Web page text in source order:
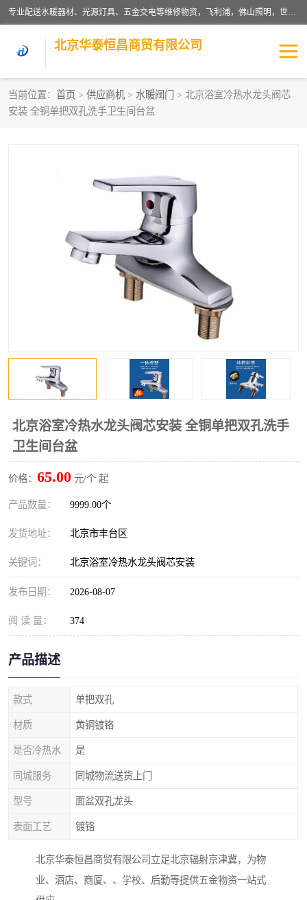
专业配送水暖器材、光源灯具、五金交电等维修物资，飞利浦，佛山照明，世达，博世，九牧，特陶等各产品涉及国内外知名品牌。公司专注与物业、学校、酒店、工厂等单位合作，提供一站式配送服务，降低客户综合成本。依托电子商务改变传统模式，以专业的团队为客户提供24H物资配送到达，货到月结、统一开票，便捷退换等服务，提高了企业的运营效率。
北京华泰恒昌商贸有限公司
当前位置： 首页 > 供应商机 > 水暖阀门
> 北京浴室冷热水龙头阀芯
安装 全铜单把双孔洗手卫生间台盆
北京浴室冷热水龙头阀芯安装 全铜单把双孔洗手
卫生间台盆
价格： 65.00 元/个 起
产品数量： 9999.00个
发货地址： 北京市丰台区
关键词： 北京浴室冷热水龙头阀芯安装
发布日期： 2026-08-07
阅 读 量： 374
产品描述
款式 单把双孔
材质 黄铜镀铬
是否冷热水 是
同城服务 同城物流送货上门
型号 面盆双孔龙头
表面工艺 镀铬
北京华泰恒昌商贸有限公司立足北京辐射京津冀，为物
业、酒店、商厦、、学校、后勤等提供五金物资一站式
水暖阀门